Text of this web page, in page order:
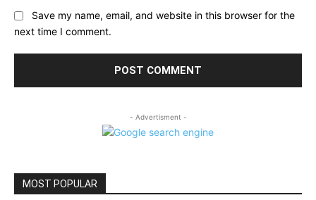
Save my name, email, and website in this browser for the
next time I comment.
- Advertisment -
MOST POPULAR